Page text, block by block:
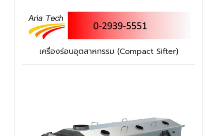
เครื่องร่อนอุตสาหกรรม (Compact Sifter)